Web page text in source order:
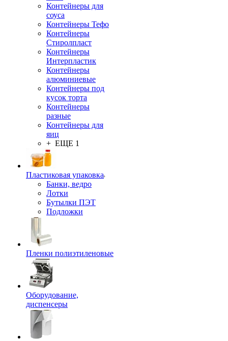
Контейнеры для
соуса
Контейнеры Тефо
Контейнеры
Стиролпласт
Контейнеры
Интерпластик
Контейнеры
алюминиевые
Контейнеры под
кусок торта
Контейнеры
разные
Контейнеры для
яиц
+ ЕЩЕ 1
Пластиковая упаковка
Банки, ведро
Лотки
Бутылки ПЭТ
Подложки
Пленки полиэтиленовые
Оборудование,
диспенсеры